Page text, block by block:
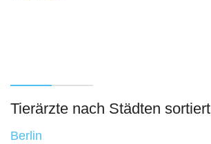
Tierärzte nach Städten sortiert
Berlin